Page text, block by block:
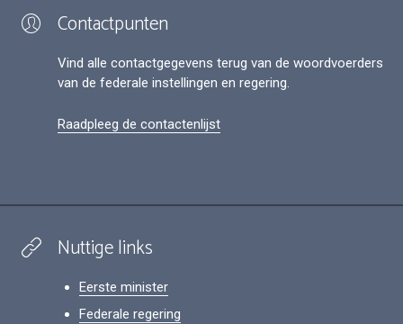
Contactpunten
Vind alle contactgegevens terug van de woordvoerders
van de federale instellingen en regering.
Raadpleeg de contactenlijst
Nuttige links
Eerste minister
Federale regering